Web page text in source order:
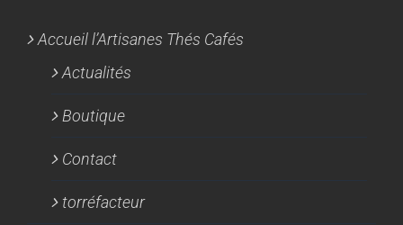
Accueil l’Artisanes Thés Cafés
Actualités
Boutique
Contact
torréfacteur